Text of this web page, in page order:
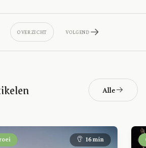
OVERZICHT VOLGEND
Alle
16 min